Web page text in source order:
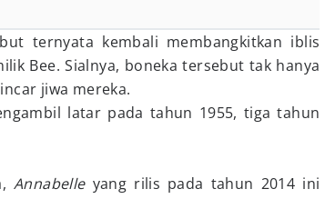
ternyata kembali membangkitkan iblis
Bee. Sialnya, boneka tersebut tak hanya
jiwa mereka.
latar pada tahun 1955, tiga tahun
Annabelleyang rilis pada tahun 2014 ini